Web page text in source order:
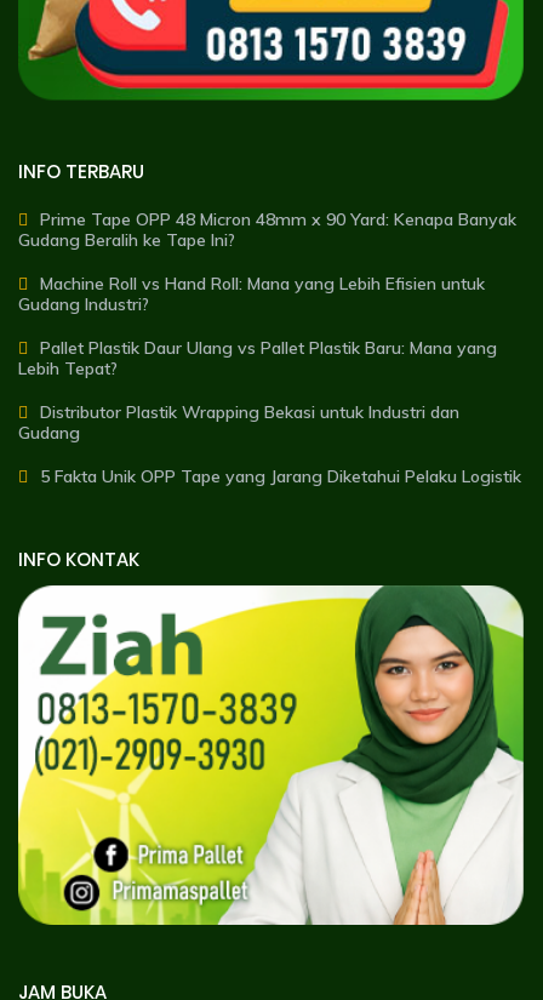
INFO TERBARU
Prime Tape OPP 48 Micron 48mm x 90 Yard: Kenapa Banyak
Gudang Beralih ke Tape Ini?
Machine Roll vs Hand Roll: Mana yang Lebih Efisien untuk
Gudang Industri?
Pallet Plastik Daur Ulang vs Pallet Plastik Baru: Mana yang
Lebih Tepat?
Distributor Plastik Wrapping Bekasi untuk Industri dan
Gudang
5 Fakta Unik OPP Tape yang Jarang Diketahui Pelaku Logistik
INFO KONTAK
JAM BUKA